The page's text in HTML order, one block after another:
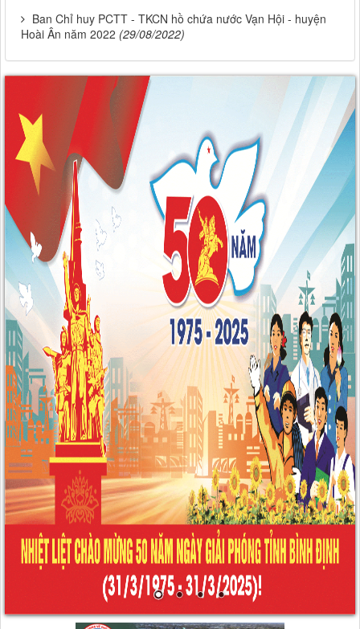
Ban Chỉ huy PCTT - TKCN hồ chứa nước Vạn Hội - huyện
Hoài Ân năm 2022 (29/08/2022)